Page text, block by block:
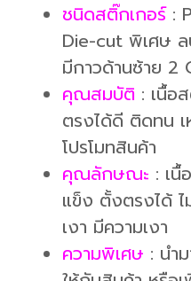
ชนิดสติ๊กเกอร์:
Die-cut พิเศษ
มีกาวด้านซ้าย 2
คุณสมบัติ : เนื้อ
ตรงได้ดี ติดทน เ
โปรโมทสินค้า
คุณลักษณะ : เนื้
แข็ง ตั้งตรงได้
เงา มีความเงา
ความพิเศษ : นำ